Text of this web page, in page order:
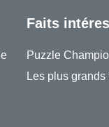
Faits
Puzzle
Les plus